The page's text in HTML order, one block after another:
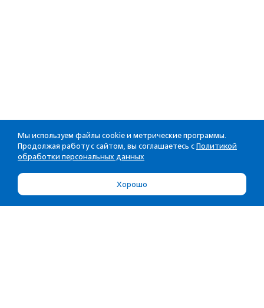
Мы используем файлы cookie и метрические программы.
Продолжая работу с сайтом, вы соглашаетесь с Политикой
обработки персональных данных
Хорошо